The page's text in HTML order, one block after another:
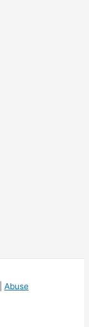
Abuse